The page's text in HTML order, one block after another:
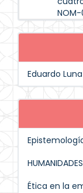
NOM-
Eduardo Luna
Ética en la